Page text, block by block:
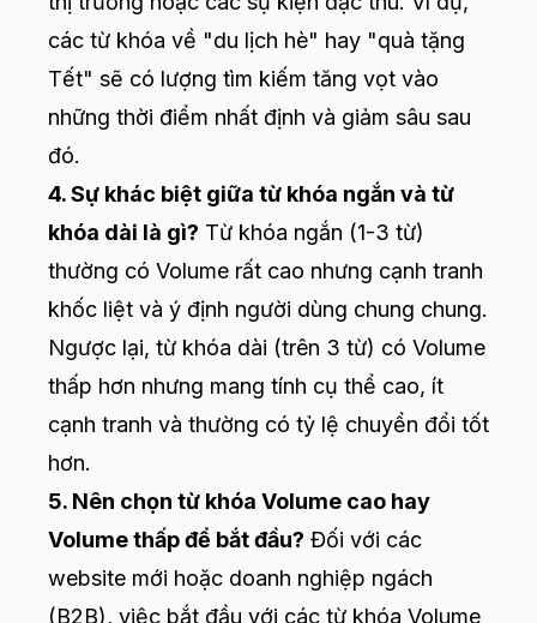
các từ khóa về "du lịch hè" hay "quà tặng
Tết" sẽ có lượng tìm kiếm tăng vọt vào
những thời điểm nhất định và giảm sâu sau
đó.
4. Sự khác biệt giữa từ khóa ngắn và từ
khóa dài là gì? Từ khóa ngắn (1-3 từ)
thường có Volume rất cao nhưng cạnh tranh
khốc liệt và ý định người dùng chung chung.
Ngược lại, từ khóa dài (trên 3 từ) có Volume
thấp hơn nhưng mang tính cụ thể cao, ít
cạnh tranh và thường có tỷ lệ chuyển đổi tốt
hơn.
5. Nên chọn từ khóa Volume cao hay
Volume thấp để bắt đầu? Đối với các
website mới hoặc doanh nghiệp ngách
(B2B), việc bắt đầu với các từ khóa Volume